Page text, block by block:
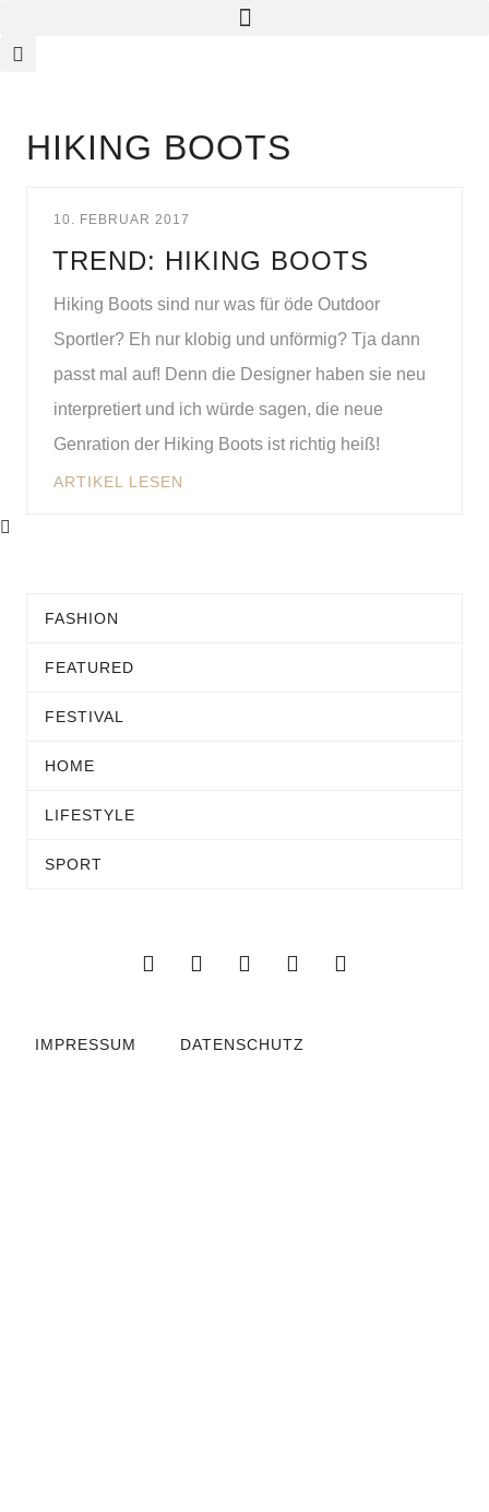
HIKING BOOTS
10. FEBRUAR 2017
TREND: HIKING BOOTS
Hiking Boots sind nur was für öde Outdoor
Sportler? Eh nur klobig und unförmig? Tja dann
passt mal auf! Denn die Designer haben sie neu
interpretiert und ich würde sagen, die neue
Genration der Hiking Boots ist richtig heiß!
ARTIKEL LESEN
FASHION
FEATURED
FESTIVAL
HOME
LIFESTYLE
SPORT
IMPRESSUM DATENSCHUTZ